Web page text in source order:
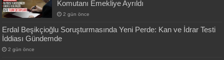
Komutanı Emekliye Ayrıldı
2 gün önce
Erdal Beşikçioğlu Soruşturmasında Yeni Perde: Kan ve İdrar Testi
İddiası Gündemde
2 gün önce